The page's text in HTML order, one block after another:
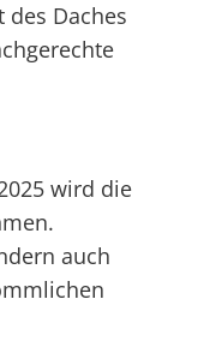
Daches
wird die
auch